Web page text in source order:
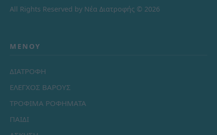
All Rights Reserved by Νέα Διατροφής © 2026
ΜΕΝΟΎ
ΔΙΑΤΡΟΦΗ
ΕΛΕΓΧΟΣ ΒΑΡΟΥΣ
ΤΡΟΦΙΜΑ ΡΟΦΗΜΑΤΑ
ΠΑΙΔΙ